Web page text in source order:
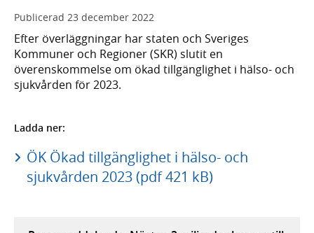
Publicerad 23 december 2022
Efter överläggningar har staten och Sveriges
Kommuner och Regioner (SKR) slutit en
överenskommelse om ökad tillgänglighet i hälso- och
sjukvården för 2023.
Ladda ner:
ÖK Ökad tillgänglighet i hälso- och
sjukvården 2023 (pdf 421 kB)